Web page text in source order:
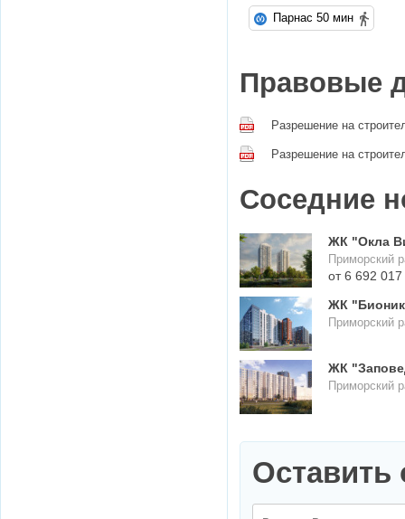
Парнас 50 мин
Правовые
Разрешение на
Разрешение на
Соседние
ЖК "Окла
Приморский
от 6 692 017
ЖК
Приморский
ЖК
Приморский
Оставить